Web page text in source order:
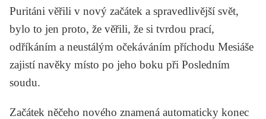
Puritáni věřili v nový začátek a spravedlivější svět,
bylo to jen proto, že věřili, že si tvrdou prací,
odříkáním a neustálým očekáváním příchodu Mesiáše
zajistí navěky místo po jeho boku při Posledním
soudu.
Začátek něčeho nového znamená automaticky konec